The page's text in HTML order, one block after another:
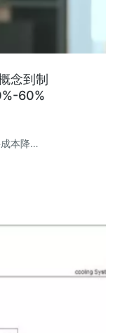
念到制
60%
本降…